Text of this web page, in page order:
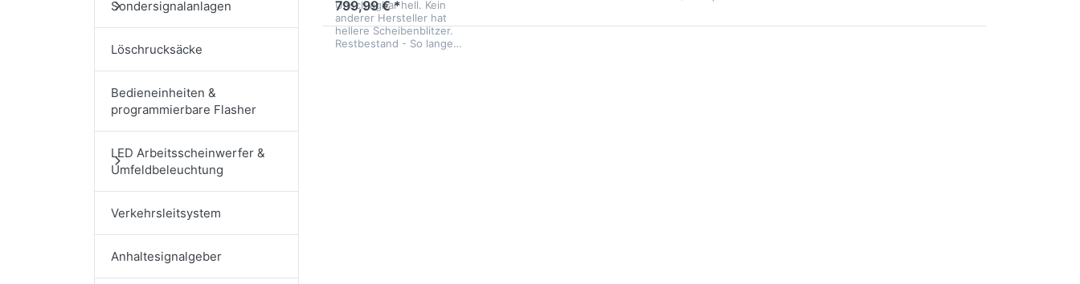
Sondersignalanlagen
Löschrucksäcke
Bedieneinheiten &
programmierbare Flasher
LED Arbeitsscheinwerfer &
Umfeldbeleuchtung
Verkehrsleitsystem
Anhaltesignalgeber
Unschlagbar hell. Kein
anderer Hersteller hat
hellere Scheibenblitzer.
Restbestand - So lange…
799,99 € *